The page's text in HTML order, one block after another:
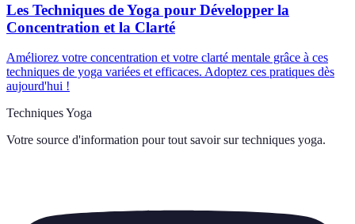
Les Techniques de Yoga pour Développer la
Concentration et la Clarté
Améliorez votre concentration et votre clarté mentale grâce à ces
techniques de yoga variées et efficaces. Adoptez ces pratiques dès
aujourd'hui !
Techniques Yoga
Votre source d'information pour tout savoir sur techniques yoga.